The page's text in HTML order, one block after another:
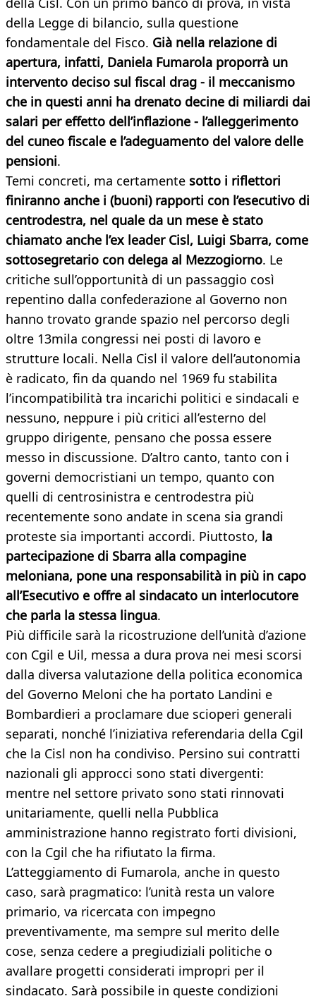
della Legge di bilancio, sulla questione
fondamentale del Fisco. Già nella relazione di
apertura, infatti, Daniela Fumarola proporrà un
intervento deciso sul fiscal drag - il meccanismo
che in questi anni ha drenato decine di miliardi dai
salari per effetto dell’inflazione - l’alleggerimento
del cuneo fiscale e l’adeguamento del valore delle
pensioni.
Temi concreti, ma certamente sotto i riflettori
finiranno anche i (buoni) rapporti con l’esecutivo di
centrodestra, nel quale da un mese è stato
chiamato anche l’ex leader Cisl, Luigi Sbarra, come
sottosegretario con delega al Mezzogiorno. Le
critiche sull’opportunità di un passaggio così
repentino dalla confederazione al Governo non
hanno trovato grande spazio nel percorso degli
oltre 13mila congressi nei posti di lavoro e
strutture locali. Nella Cisl il valore dell’autonomia
è radicato, fin da quando nel 1969 fu stabilita
l’incompatibilità tra incarichi politici e sindacali e
nessuno, neppure i più critici all’esterno del
gruppo dirigente, pensano che possa essere
messo in discussione. D’altro canto, tanto con i
governi democristiani un tempo, quanto con
quelli di centrosinistra e centrodestra più
recentemente sono andate in scena sia grandi
proteste sia importanti accordi. Piuttosto, la
partecipazione di Sbarra alla compagine
meloniana, pone una responsabilità in più in capo
all’Esecutivo e offre al sindacato un interlocutore
che parla la stessa lingua.
Più difficile sarà la ricostruzione dell’unità d’azione
con Cgil e Uil, messa a dura prova nei mesi scorsi
dalla diversa valutazione della politica economica
del Governo Meloni che ha portato Landini e
Bombardieri a proclamare due scioperi generali
separati, nonché l’iniziativa referendaria della Cgil
che la Cisl non ha condiviso. Persino sui contratti
nazionali gli approcci sono stati divergenti:
mentre nel settore privato sono stati rinnovati
unitariamente, quelli nella Pubblica
amministrazione hanno registrato forti divisioni,
con la Cgil che ha rifiutato la firma.
L’atteggiamento di Fumarola, anche in questo
caso, sarà pragmatico: l’unità resta un valore
primario, va ricercata con impegno
preventivamente, ma sempre sul merito delle
cose, senza cedere a pregiudiziali politiche o
avallare progetti considerati impropri per il
sindacato. Sarà possibile in queste condizioni